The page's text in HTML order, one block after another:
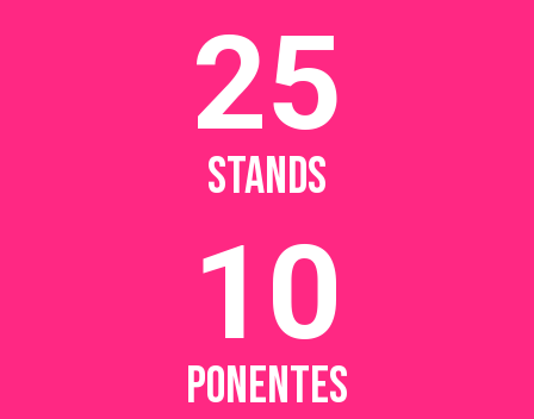
STANDS
25
PONENTES
10